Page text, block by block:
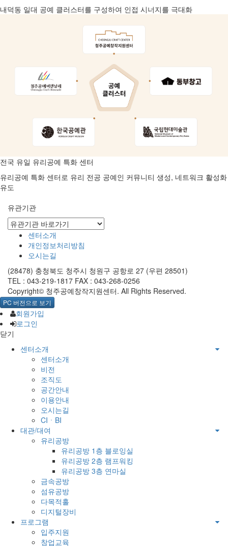
내덕동 일대 공예 클러스터를 구성하여 인접 시너지를 극대화
전국 유일 유리공예 특화 센터
유리공예 특화 센터로 유리 전공 공예인 커뮤니티 생성, 네트워크 활성화
유도
유관기관
센터소개
개인정보처리방침
오시는길
(28478) 충청북도 청주시 청원구 공항로 27 (우편 28501)
TEL : 043-219-1817 FAX : 043-268-0256
Copyright© 청주공예창작지원센터. All Rights Reserved.
PC 버전으로 보기
회원가입
로그인
닫기
센터소개
센터소개
비전
조직도
공간안내
이용안내
오시는길
CIㆍBI
대관/대여
유리공방
유리공방 1층 블로잉실
유리공방 2층 램프워킹
유리공방 3층 연마실
금속공방
섬유공방
다목적홀
디지털장비
프로그램
입주지원
창업교육